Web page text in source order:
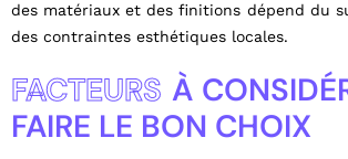
des matériaux et des finitions dépend du
des contraintes esthétiques locales.
FACTEURS À
FAIRE LE BON CHOIX